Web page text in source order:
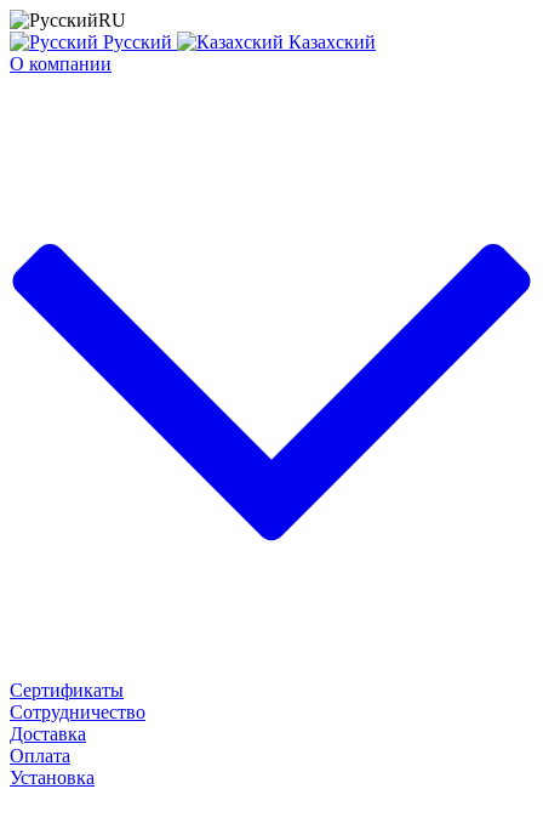
RU
Русский
Казахский
О компании
Сертификаты
Сотрудничество
Доставка
Оплата
Установка